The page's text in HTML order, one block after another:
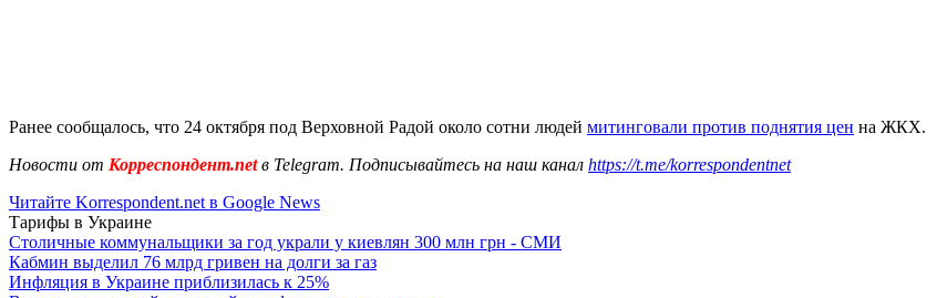
Ранее сообщалось, что 24 октября под Верховной Радой около сотни людей митинговали против поднятия цен на ЖКХ.
Новости от Корреспондент.netв Telegram. Подписывайтесь на наш канал https://t.me/korrespondentnet
Читайте Korrespondent.net в Google News
Тарифы в Украине
Столичные коммунальщики за год украли у киевлян 300 млн грн - СМИ
Кабмин выделил 76 млрд гривен на долги за газ
Инфляция в Украине приблизилась к 25%